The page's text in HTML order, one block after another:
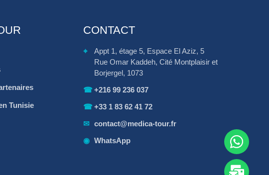
Tunisie
CONTACT
⌖
Appt 1, étage 5, Espace El Aziz, 5
Rue Omar Kaddeh, Cité Montplaisir et
Borjergel, 1073
☎+216 99 236 037
☎+33 1 83 62 41 72
✉ contact@medica-tour.fr
◉ WhatsApp